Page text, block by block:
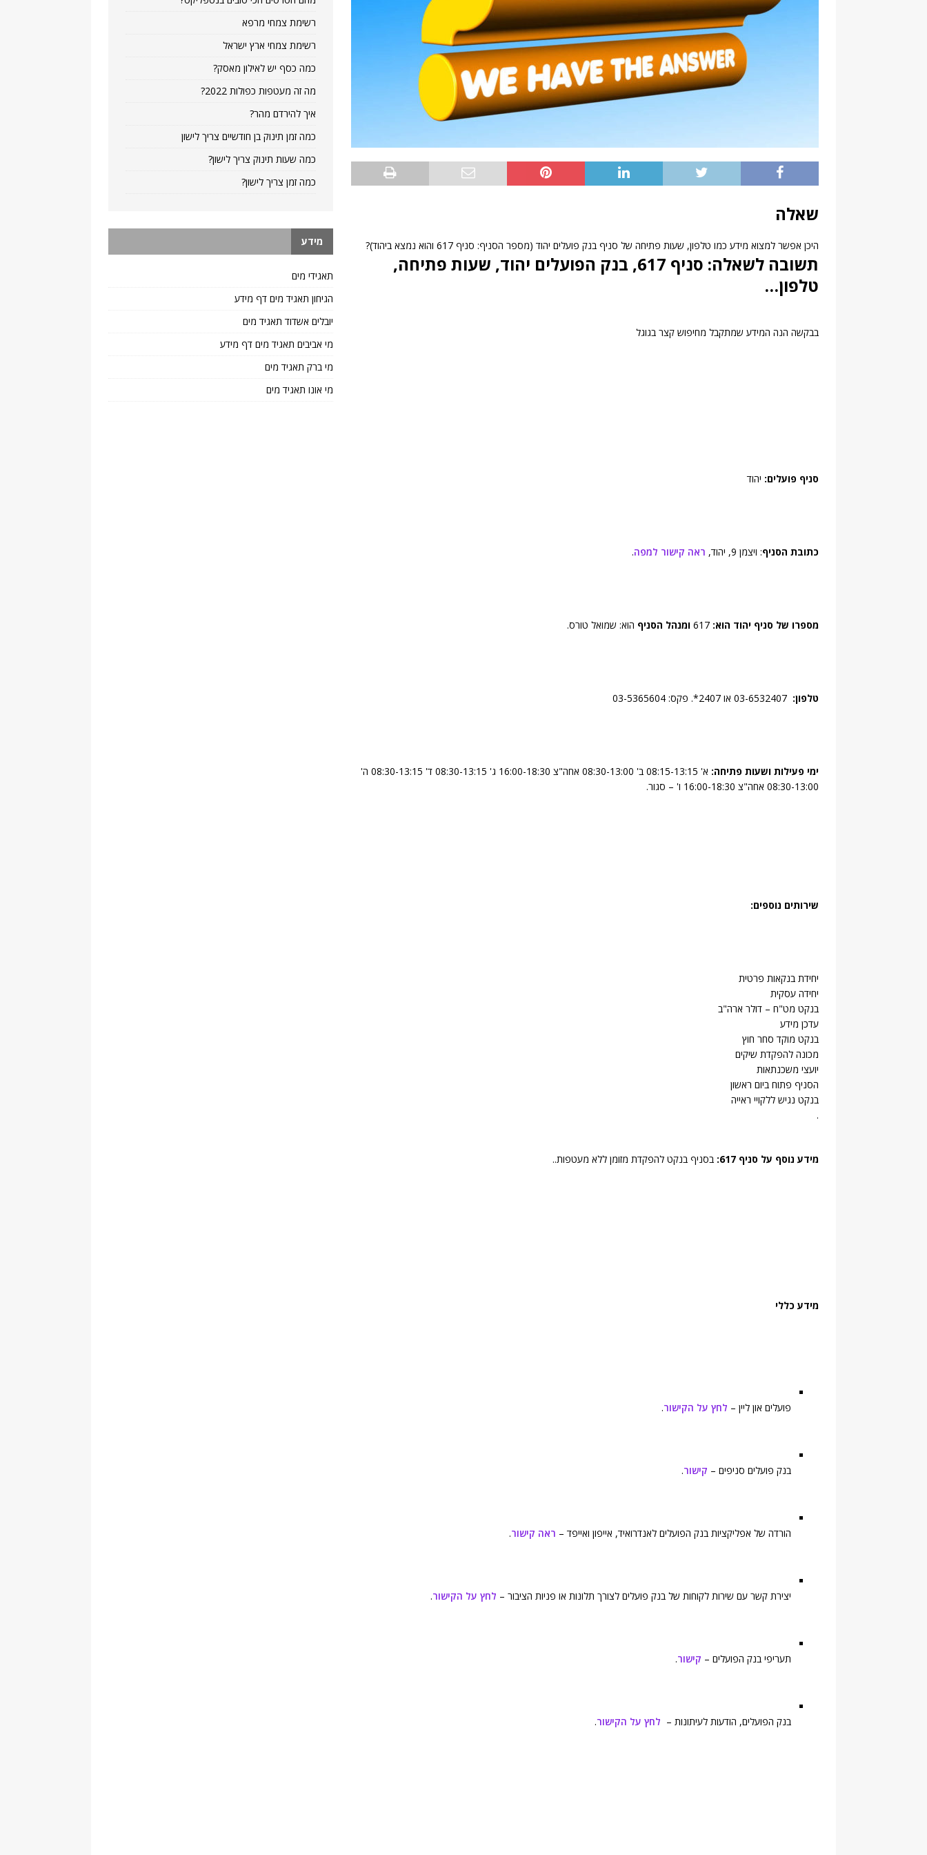
שאלה
היכן אפשר למצוא מידע כמו טלפון, שעות פתיחה של סניף בנק פועלים יהוד (מספר הסניף: סניף 617 והוא נמצא ביהוד)?
תשובה לשאלה: סניף 617, בנק הפועלים יהוד, שעות פתיחה,
טלפון…
בבקשה הנה המידע שמתקבל מחיפוש קצר בגוגל
סניף פועלים: יהוד
כתובת הסניף: ויצמן 9, יהוד, ראה קישור למפה.
מספרו של סניף יהוד הוא: ומנהל הסניף הוא: שמואל טורס.
טלפון:
ימי פעילות ושעות פתיחה:
א' 08:15-13:15 ב' 08:30-13:00 אחה"צ 16:00-18:30 ג' 08:30-13:15 ד' 08:30-13:15 ה'
08:30-13:00 אחה"צ 16:00-18:30 ו' – סגור.
שירותים נוספים:
יחידת בנקאות פרטית
יחידה עסקית
בנקט מט"ח – דולר ארה"ב
עדכן מידע
בנקט מוקד סחר חוץ
מכונה להפקדת שיקים
יועצי משכנתאות
הסניף פתוח ביום ראשון
בנקט נגיש ללקויי ראייה
.
מידע נוסף על סניף 617: בסניף בנקט להפקדת מזומן ללא מעטפות..
מידע כללי
פועלים און ליין – לחץ על הקישור.
בנק פועלים סניפים – קישור.
הורדה של אפליקציות בנק הפועלים לאנדרואיד, אייפון ואייפד – ראה קישור.
יצירת קשר עם שירות לקוחות של בנק פועלים לצורך תלונות או פניות הציבור – לחץ על הקישור.
תעריפי בנק הפועלים – קישור.
בנק הפועלים, הודעות לעיתונות – לחץ על הקישור.
רשימת צמחי מרפא
רשימת צמחי ארץ ישראל
כמה כסף יש לאילון מאסק?
מה זה מעטפות כפולות 2022?
איך להירדם מהר?
כמה זמן תינוק בן חודשיים צריך לישון
כמה שעות תינוק צריך לישון?
כמה זמן צריך לישון?
מידע
תאגידי מים
הגיחון תאגיד מים דף מידע
יובלים אשדוד תאגיד מים
מי אביבים תאגיד מים דף מידע
מי ברק תאגיד מים
מי אונו תאגיד מים